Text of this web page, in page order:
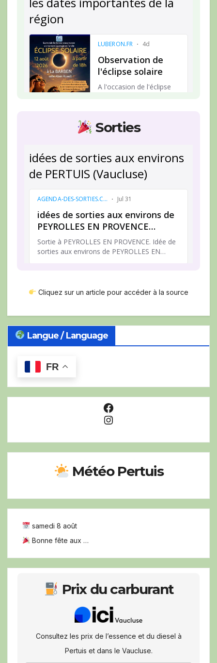
Sorties
Cliquez sur un article pour accéder à la source
Langue / Language
FR
Facebook
Instagram
Météo Pertuis
samedi 8 août
Bonne fête aux …
Prix du carburant
Consultez les prix de l’essence et du diesel à
Pertuis et dans le Vaucluse.